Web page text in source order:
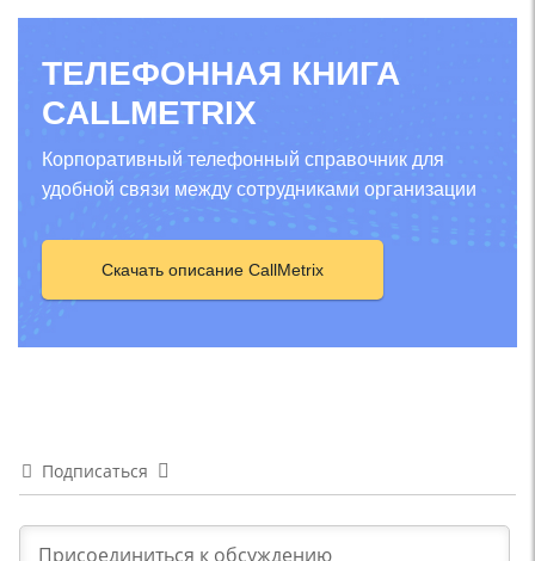
ТЕЛЕФОННАЯ КНИГА
CALLMETRIX
Корпоративный телефонный справочник для
удобной связи между сотрудниками организации
Скачать описание CallMetrix
Подписаться